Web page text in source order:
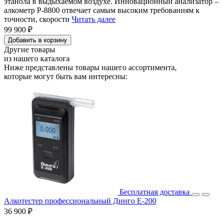
алкометр P-8800 отвечает самым высоким требованиям к
точности, скорости Читать далее
99 900 ₽
Добавить в корзину
Другие товары
из нашего каталога
Ниже представлены товары нашего ассортимента,
которые могут быть вам интересны:
Бесплатная доставка
Алкотестер профессиональный Динго Е-200
36 900 ₽